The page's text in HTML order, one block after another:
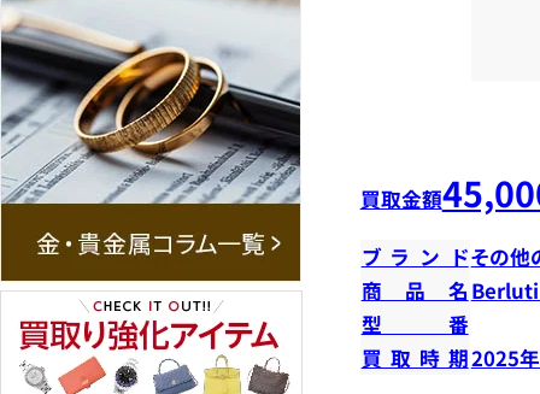
買取金額
ブランドその他
商品名 Berluti
型番
買取時期2025